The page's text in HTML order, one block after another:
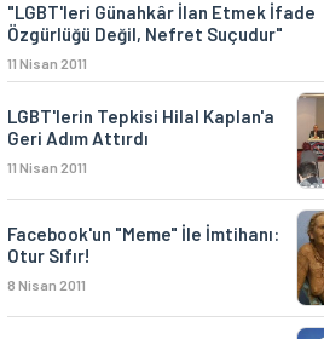
"LGBT'leri Günahkâr İlan Etmek İfade
Özgürlüğü Değil, Nefret Suçudur"
11 Nisan 2011
LGBT'lerin Tepkisi Hilal Kaplan'a
Geri Adım Attırdı
11 Nisan 2011
Facebook'un "Meme" İle İmtihanı:
Otur Sıfır!
8 Nisan 2011